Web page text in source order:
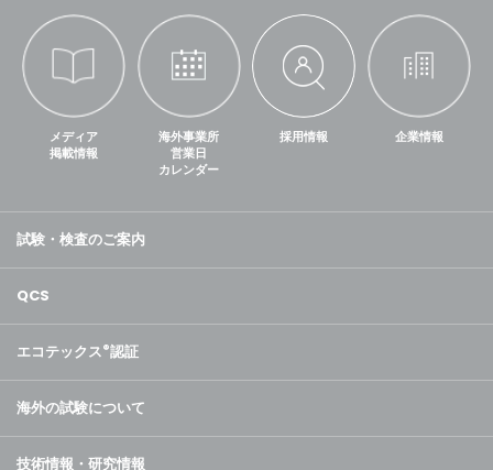
メディア
掲載情報
海外事業所
営業日
カレンダー
採用情報 企業情報
試験・検査のご案内
QCS
エコテックス®認証
海外の試験について
技術情報・研究情報